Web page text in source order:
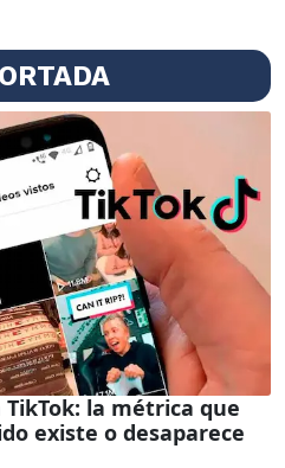
la métrica que
existe o desaparece